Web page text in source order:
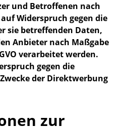
und Betroffenen nach
Widerspruch gegen die
sie betreffenden Daten,
Anbieter nach Maßgabe
verarbeitet werden.
gegen die
der Direktwerbung
zur